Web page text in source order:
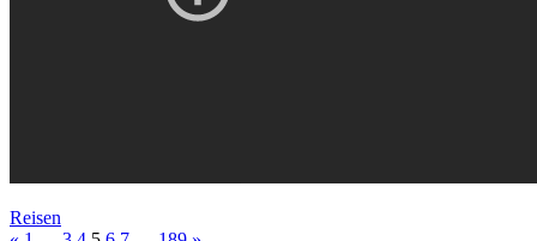
Reisen